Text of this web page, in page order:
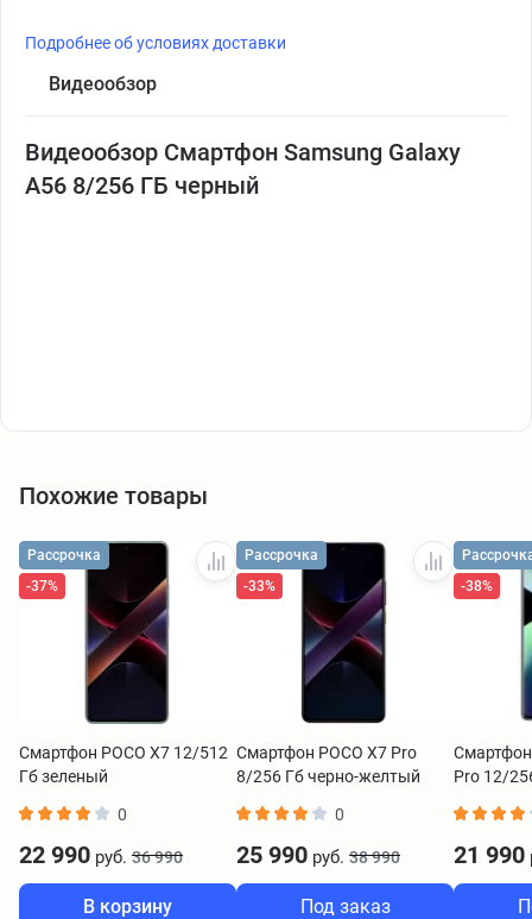
Подробнее об условиях доставки
Видеообзор
Видеообзор Смартфон Samsung Galaxy
A56 8/256 ГБ черный
Похожие товары
Рассрочка
-37%
Смартфон POCO X7 12/512
Гб зеленый
0
22 990 руб. 36 990
В корзину
Рассрочка
-33%
Смартфон POCO X7 Pro
8/256 Гб черно-желтый
0
25 990 руб. 38 990
Под заказ
-38%
Смартфон
Pro 12/
21 990